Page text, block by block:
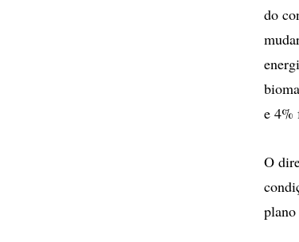
do
e 4%
O